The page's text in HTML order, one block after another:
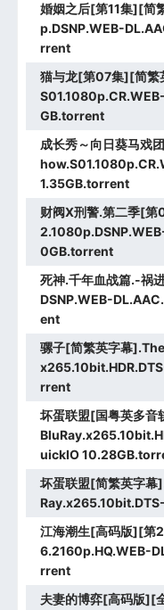
婚姻之后[第11集][简
p.DSNP.WEB-
rrent
猫与龙[第07集][简
GB.torrent
成长秀～向日葵马戏
1.35GB.torrent
财阀X刑警.第二季[
0GB.torrent
死神.千年血战篇.-祸
DSNP.WEB-
ent
骡子[简繁英字幕
rrent
坏蛋联盟[国粤英多
uickIO
坏蛋联盟[简繁英字
江海潮生[高码版][第
6.2160p.HQ.WEB-
rrent
夫妻的博弈[高码版][